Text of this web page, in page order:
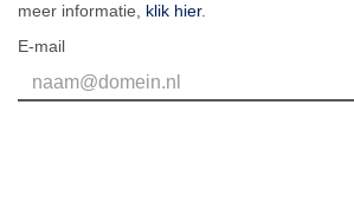
meer informatie, klik hier.
E-mail